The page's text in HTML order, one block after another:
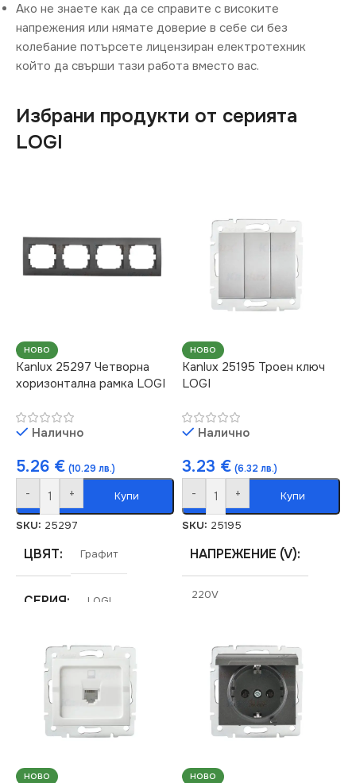
Ако не знаете как да се справите с високите
напрежения или нямате доверие в себе си без
колебание потърсете лицензиран електротехник
който да свърши тази работа вместо вас.
Избрани продукти от серията
LOGI
НОВО
Kanlux 25297 Четворна
хоризонтална рамка LOGI
Налично
5.26 € (10.29 лв.)
- + Купи
SKU: 25297
ЦВЯТ Графит
СЕРИЯ LOGI
МАРКА KANLUX
РАМКА Четворна
НОВО
Kanlux 25195 Троен ключ
LOGI
Налично
3.23 € (6.32 лв.)
- + Купи
SKU: 25195
НАПРЕЖЕНИЕ (V)
220V
СТЕПЕН НА ЗАЩИТА
ЦВЯТ
НОВО НОВО